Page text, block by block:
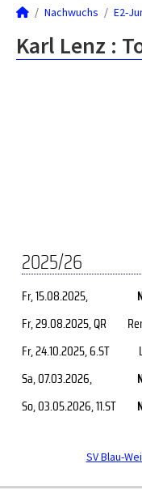
Nachwuchs E2-
Karl Lenz :
2025/26
Fr, 15.08.2025,
Fr, 29.08.2025, QR
Fr, 24.10.2025, 6.ST
Sa, 07.03.2026,
So, 03.05.2026, 11.ST
SV Blau-